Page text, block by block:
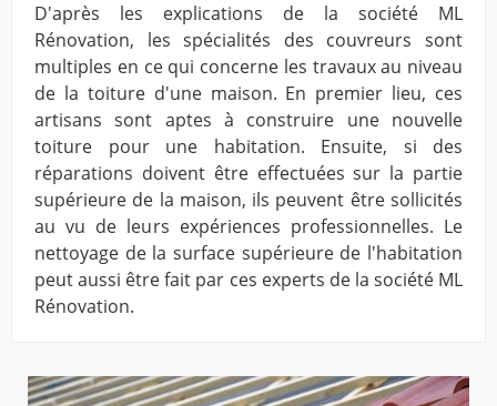
D'après les explications de la société ML
Rénovation, les spécialités des couvreurs sont
multiples en ce qui concerne les travaux au niveau
de la toiture d'une maison. En premier lieu, ces
artisans sont aptes à construire une nouvelle
toiture pour une habitation. Ensuite, si des
réparations doivent être effectuées sur la partie
supérieure de la maison, ils peuvent être sollicités
au vu de leurs expériences professionnelles. Le
nettoyage de la surface supérieure de l'habitation
peut aussi être fait par ces experts de la société ML
Rénovation.